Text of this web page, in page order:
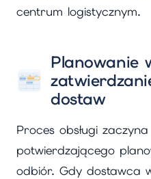
centrum logistycznym.
Planowanie
dostaw
Proces obsługi
potwierdzającego
odbiór. Gdy dostawca